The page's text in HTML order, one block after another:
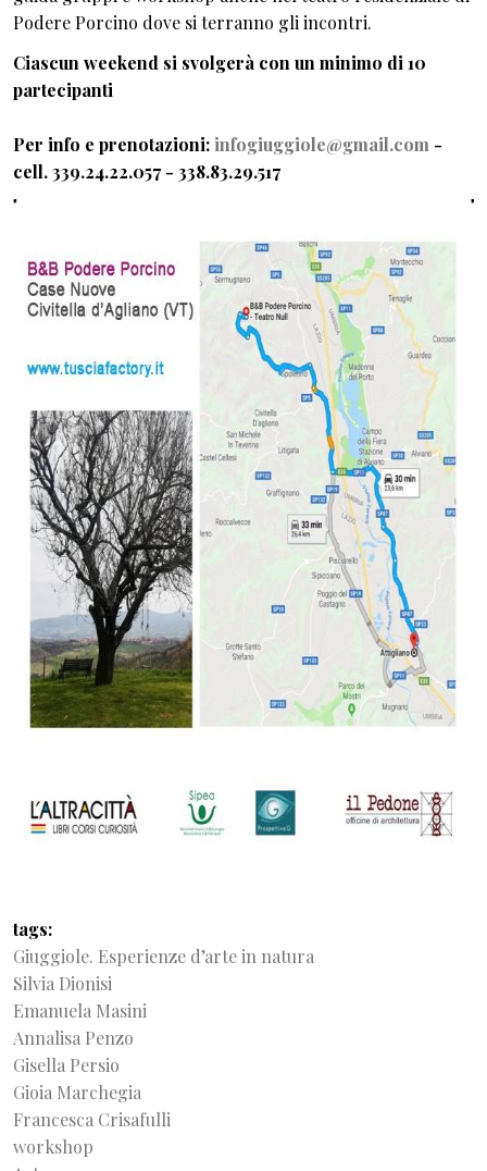
Podere Porcino dove si terranno gli incontri.
Ciascun weekend si svolgerà con un minimo di 10
partecipanti
Per info e prenotazioni:infogiuggiole@gmail.com -
cell. 339.24.22.057 - 338.83.29.517
tags
Giuggiole. Esperienze d’arte in natura
Silvia Dionisi
Emanuela Masini
Annalisa Penzo
Gisella Persio
Gioia Marchegia
Francesca Crisafulli
workshop